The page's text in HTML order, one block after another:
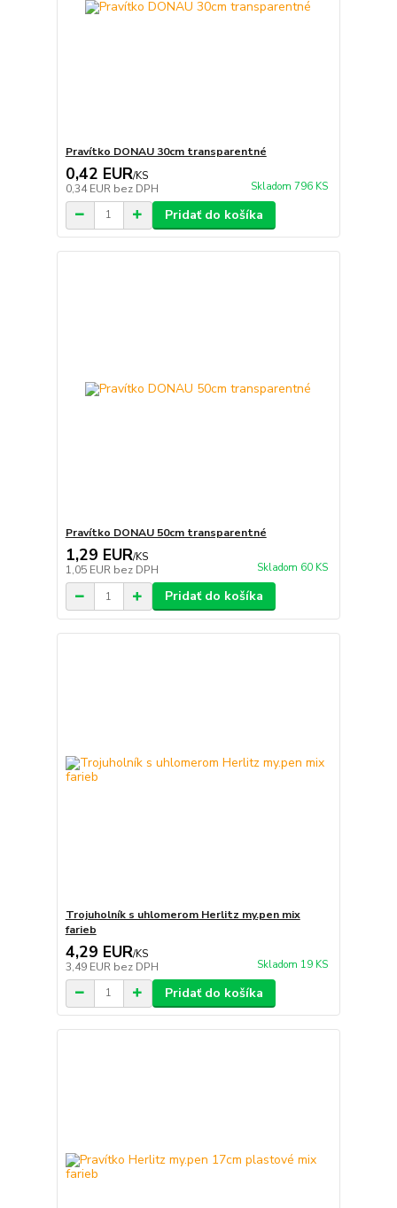
Pravítko DONAU 30cm transparentné
0,42 EUR/KS
0,34 EUR bez DPH Skladom 796 KS
Pridať do košíka
Pravítko DONAU 50cm transparentné
1,29 EUR/KS
1,05 EUR bez DPH Skladom 60 KS
Pridať do košíka
Trojuholník s uhlomerom Herlitz my.pen mix
farieb
4,29 EUR/KS
3,49 EUR bez DPH Skladom 19 KS
Pridať do košíka